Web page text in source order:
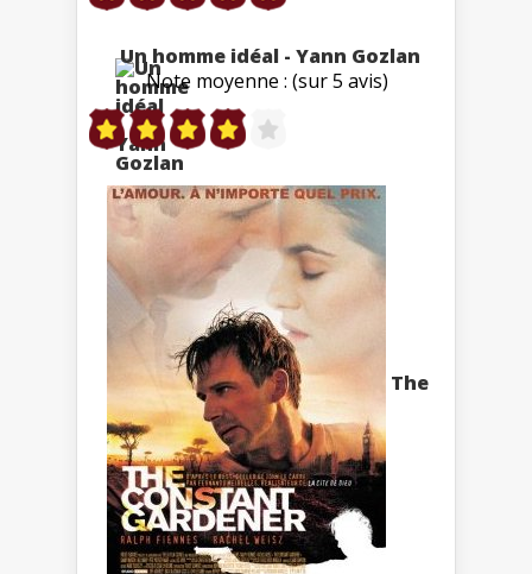
Un homme idéal - Yann Gozlan
Note moyenne : (sur 5 avis)
The